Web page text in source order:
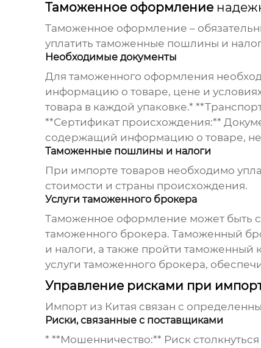
Таможенное оформление
Таможенное оформление –
уплатить таможенные пошлины и
Необходимые документы
Для таможенного оформления
информацию о товаре, цене и
товара в каждой упаковке.*
**Сертификат происхождения:**
содержащий информацию о товаре,
Таможенные пошлины и налоги
При импорте товаров необходимо
стоимости и страны происхождения.
Услуги таможенного брокера
Таможенное оформление может быть
таможенного брокера. Таможенный
и налоги, а также пройти
услуги таможенного брокера,
Управление рисками при
Импорт из Китая связан с
Риски, связанные с поставщиками
* **Мошенничество:** Риск